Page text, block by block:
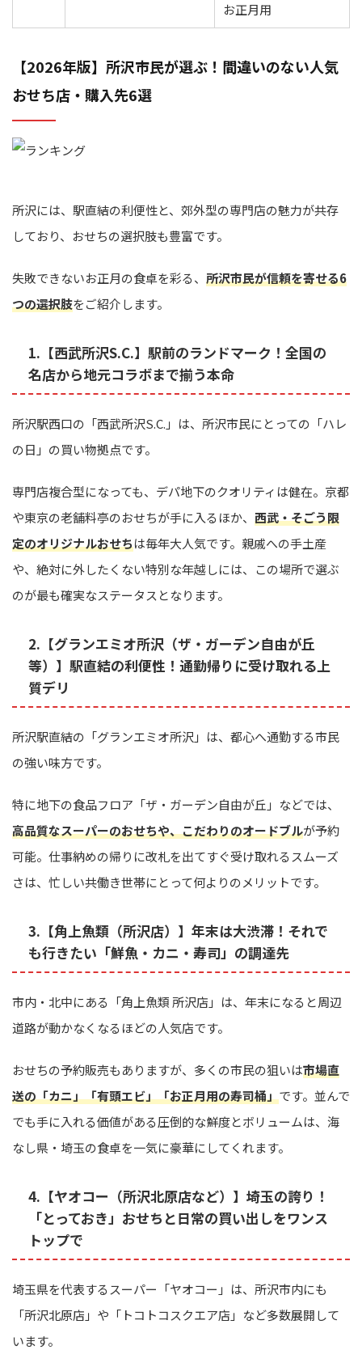
お正月用
【2026年版】所沢市民が選ぶ！間違いのない人気
おせち店・購入先6選
所沢には、駅直結の利便性と、郊外型の専門店の魅力が共存
しており、おせちの選択肢も豊富です。
失敗できないお正月の食卓を彩る、 所沢市民が信頼を寄せる6
つの選択肢をご紹介します。
1.【西武所沢S.C.】駅前のランドマーク！全国の
名店から地元コラボまで揃う本命
所沢駅西口の「西武所沢S.C.」は、所沢市民にとっての「ハレ
の日」の買い物拠点です。
専門店複合型になっても、デパ地下のクオリティは健在。京都
や東京の老舗料亭のおせちが手に入るほか、 西武・そごう限
定のオリジナルおせちは毎年大人気です。親戚への手土産
や、絶対に外したくない特別な年越しには、この場所で選ぶ
のが最も確実なステータスとなります。
2.【グランエミオ所沢（ザ・ガーデン自由が丘
等）】駅直結の利便性！通勤帰りに受け取れる上
質デリ
所沢駅直結の「グランエミオ所沢」は、都心へ通勤する市民
の強い味方です。
特に地下の食品フロア「ザ・ガーデン自由が丘」などでは、
高品質なスーパーのおせちや、こだわりのオードブルが予約
可能。仕事納めの帰りに改札を出てすぐ受け取れるスムーズ
さは、忙しい共働き世帯にとって何よりのメリットです。
3.【角上魚類（所沢店）】年末は大渋滞！それで
も行きたい「鮮魚・カニ・寿司」の調達先
市内・北中にある「角上魚類 所沢店」は、年末になると周辺
道路が動かなくなるほどの人気店です。
おせちの予約販売もありますが、多くの市民の狙いは市場直
送の「カニ」「有頭エビ」「お正月用の寿司桶」です。並んで
でも手に入れる価値がある圧倒的な鮮度とボリュームは、海
なし県・埼玉の食卓を一気に豪華にしてくれます。
4.【ヤオコー（所沢北原店など）】埼玉の誇り！
「とっておき」おせちと日常の買い出しをワンス
トップで
埼玉県を代表するスーパー「ヤオコー」は、所沢市内にも
「所沢北原店」や「トコトコスクエア店」など多数展開して
います。